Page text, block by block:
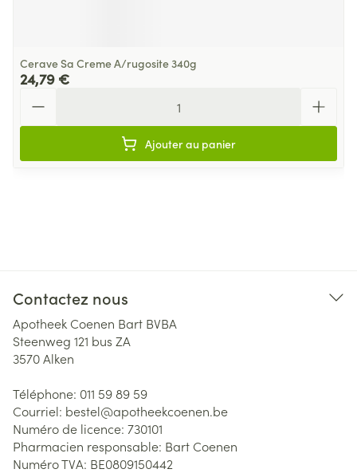
Cerave Sa Creme A/rugosite 340g
24,79 €
Ajouter au panier
Contactez nous
Apotheek Coenen Bart BVBA
Steenweg 121 bus ZA
3570Alken
Téléphone: 011 59 89 59
Courriel: bestel@apotheekcoenen.be
Numéro de licence: 730101
Pharmacien responsable: Bart Coenen
Numéro TVA: BE0809150442